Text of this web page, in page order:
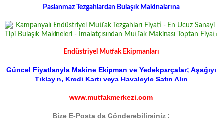
Paslanmaz Tezgahlardan Bulaşık Makinalarına
Endüstriyel Mutfak Ekipmanları
Güncel Fiyatlarıyla Makine Ekipman ve Yedekparçalar; Aşağıyı
Tıklayın, Kredi Kartı veya Havaleyle Satın Alın
www.mutfakmerkezi.com
Bize E-Posta da Gönderebilirsiniz :